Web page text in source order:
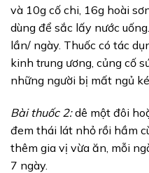
và 10g cố chi, 16g hoài
dùng để sắc lấy nước
lần/ ngày. Thuốc có tác
kinh trung ương, củng cố
những người bị mất ngủ
Bài thuốc 2:dê một đôi
đem thái lát nhỏ rồi hầm
thêm gia vị vừa ăn, mỗi
7 ngày.